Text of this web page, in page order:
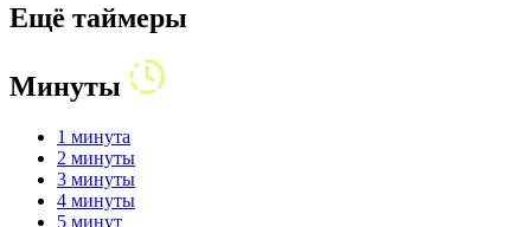
Ещё таймеры
Минуты
1 минута
2 минуты
3 минуты
4 минуты
5 минут